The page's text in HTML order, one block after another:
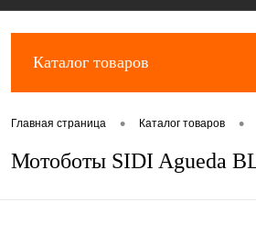
Каталог товаров
Главная страница • Каталог товаров •
Мотоботы SIDI Agueda